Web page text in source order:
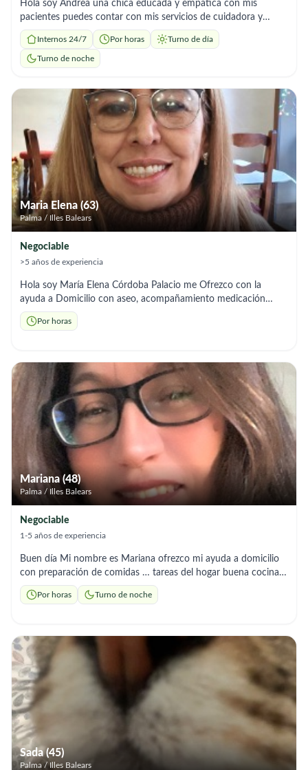
Hola soy Andrea una chica educada y empatica con mis
pacientes puedes contar con mis servicios de cuidadora y
también puedo encargarme de tus tareas del Hogar y
preparación de comida soy responsable y comprometida, me
adapto a los horarios que necesites
Internos 24/7 Por horas Turno de día
Turno de noche
Maria Elena (63)
Palma / Illes Balears
Negociable
>5 años de experiencia
Hola soy María Elena Córdoba Palacio me Ofrezco con la
ayuda a Domicilio con aseo, acompañamiento medicación
tareas del hogar preparación de Alimentos soy responsable y
me adapto a los horarios que necesites, puedo trabajar de
Por horas
Mariana (48)
Palma / Illes Balears
Negociable
1-5 años de experiencia
Buen día Mi nombre es Mariana ofrezco mi ayuda a domicilio
con preparación de comidas … tareas del hogar buena cocina (
saludable) trámites medicación … responsable puntual con
mucha paciencia … dispongo de todas la tardes y noches libres
Por horas Turno de noche
Sada (45)
Palma / Illes Balears